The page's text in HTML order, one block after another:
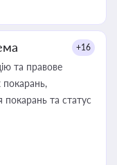
+16
та правове
покарань,
покарань та статус